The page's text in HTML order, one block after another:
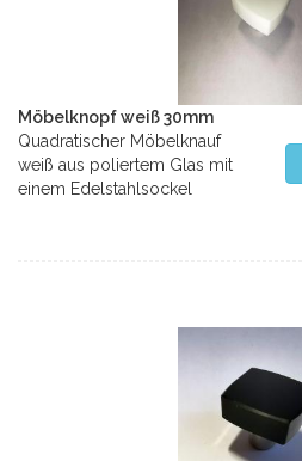
Möbelknopf weiß 30mm
Quadratischer Möbelknauf
weiß aus poliertem Glas mit
einem Edelstahlsockel